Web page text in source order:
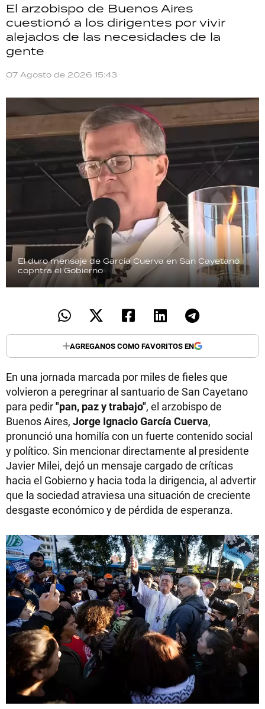
El arzobispo de Buenos Aires
cuestionó a los dirigentes por vivir
alejados de las necesidades de la
gente
07 Agosto de 2026 15:43
El duro mensaje de García Cuerva en San Cayetano
copntra el Gobierno
AGREGANOS COMO FAVORITOS EN
En una jornada marcada por miles de fieles que
volvieron a peregrinar al santuario de San Cayetano
para pedir"pan, paz y trabajo", el arzobispo de
Buenos Aires, Jorge Ignacio García Cuerva,
pronunció una homilía con un fuerte contenido social
y político. Sin mencionar directamente al presidente
Javier Milei, dejó un mensaje cargado de críticas
hacia el Gobierno y hacia toda la dirigencia, al advertir
que la sociedad atraviesa una situación de creciente
desgaste económico y de pérdida de esperanza.